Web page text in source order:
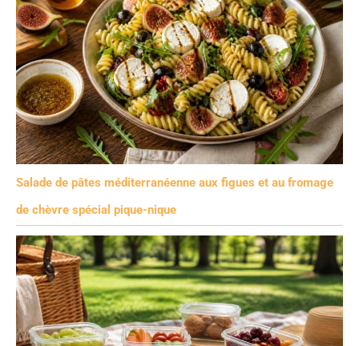
Salade de pâtes méditerranéenne aux figues et au fromage
de chèvre spécial pique-nique